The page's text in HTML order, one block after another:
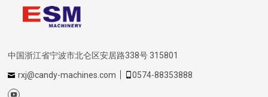
中国浙江省宁波市北仑区安居路338号 315801
rxj@candy-machines.com 0574-88353888